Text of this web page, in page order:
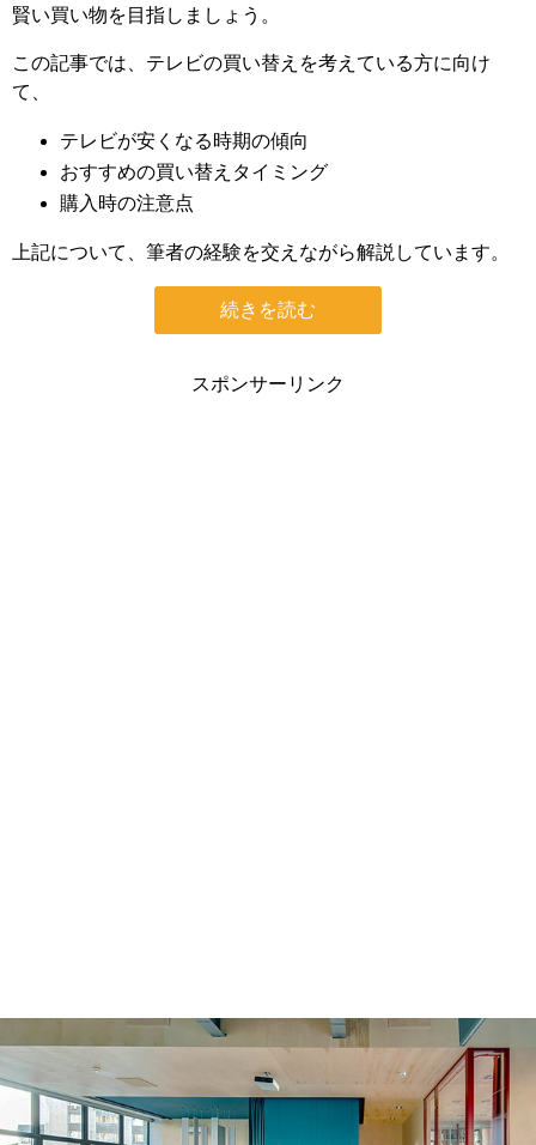
賢い買い物を目指しましょう。
この記事では、テレビの買い替えを考えている方に向け
て、
テレビが安くなる時期の傾向
おすすめの買い替えタイミング
購入時の注意点
上記について、筆者の経験を交えながら解説しています。
続きを読む
スポンサーリンク